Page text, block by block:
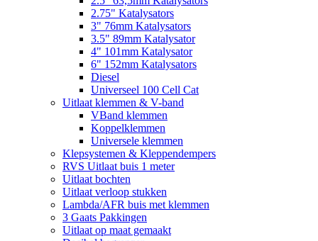
2.75" Katalysators
3" 76mm Katalysators
3.5" 89mm Katalysator
4" 101mm Katalysator
6" 152mm Katalysators
Diesel
Universeel 100 Cell Cat
Uitlaat klemmen & V-band
VBand klemmen
Koppelklemmen
Universele klemmen
Klepsystemen & Kleppendempers
RVS Uitlaat buis 1 meter
Uitlaat bochten
Uitlaat verloop stukken
Lambda/AFR buis met klemmen
3 Gaats Pakkingen
Uitlaat op maat gemaakt